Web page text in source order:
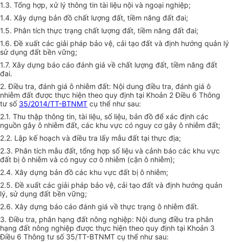
1.3. Tổng hợp, xử lý thông tin tài liệu nội và ngoại nghiệp;
1.4. Xây dựng bản đồ chất lượng đất, tiềm năng đất đai;
1.5. Phân tích thực trạng chất lượng đất, tiềm năng đất đai;
1.6. Đề xuất các giải pháp bảo vệ, cải tạo đất và định hướng quản lý
sử dụng đất bền vững;
1.7. Xây dựng báo cáo đánh giá về chất lượng đất, tiềm năng đất
đai.
2. Điều tra, đánh giá ô nhiễm đất: Nội dung điều tra, đánh giá ô
nhiễm đất được thực hiện theo quy định tại Khoản 2 Điều 6 Thông
tư số 35/2014/TT-BTNMT cụ thể như sau:
2.1. Thu thập thông tin, tài liệu, số liệu, bản đồ để xác định các
nguồn gây ô nhiễm đất, các khu vực có nguy cơ gây ô nhiễm đất;
2.2. Lập kế hoạch và điều tra lấy mẫu đất tại thực địa;
2.3. Phân tích mẫu đất, tổng hợp số liệu và cảnh báo các khu vực
đất bị ô nhiễm và có nguy cơ ô nhiễm (cận ô nhiễm);
2.4. Xây dựng bản đồ các khu vực đất bị ô nhiễm;
2.5. Đề xuất các giải pháp bảo vệ, cải tạo đất và định hướng quản
lý, sử dụng đất bền vững;
2.6. Xây dựng báo cáo đánh giá về thực trạng ô nhiễm đất.
3. Điều tra, phân hạng đất nông nghiệp: Nội dung điều tra phân
hạng đất nông nghiệp được thực hiện theo quy định tại Khoản 3
Điều 6 Thông tư số 35/TT-BTNMT cụ thể như sau: